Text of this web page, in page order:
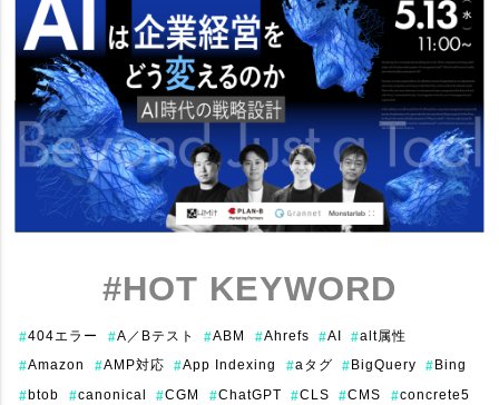
#HOT KEYWORD
#404エラー #A／Bテスト #ABM #Ahrefs #AI #alt属性
#Amazon #AMP対応 #App Indexing #aタグ # BigQuery # Bing
#btob #canonical #CGM #ChatGPT #CLS #CMS #concrete5